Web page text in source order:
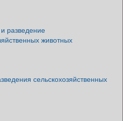
разведение
животных
сельскохозяйственных